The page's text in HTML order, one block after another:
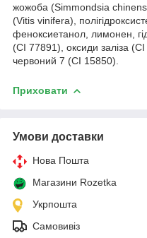
жожоба (Simmondsia
(Vitis vinifera),
феноксиетанол, лимонен,
(CI 77891), оксиди заліза
червоний 7 (CI 15850).
Приховати
Умови доставки
Нова Пошта
Магазини Rozetka
Укрпошта
Самовивіз